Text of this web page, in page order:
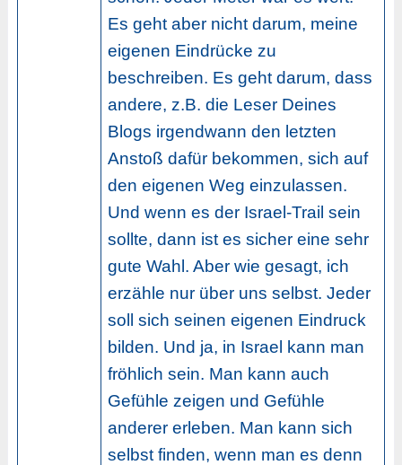
Es geht aber nicht darum, meine
eigenen Eindrücke zu
beschreiben. Es geht darum, dass
andere, z.B. die Leser Deines
Blogs irgendwann den letzten
Anstoß dafür bekommen, sich auf
den eigenen Weg einzulassen.
Und wenn es der Israel-Trail sein
sollte, dann ist es sicher eine sehr
gute Wahl. Aber wie gesagt, ich
erzähle nur über uns selbst. Jeder
soll sich seinen eigenen Eindruck
bilden. Und ja, in Israel kann man
fröhlich sein. Man kann auch
Gefühle zeigen und Gefühle
anderer erleben. Man kann sich
selbst finden, wenn man es denn